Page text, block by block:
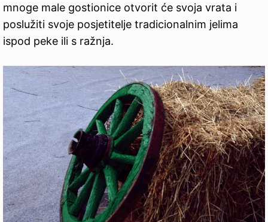
mnoge male gostionice otvorit će svoja vrata i
poslužiti svoje posjetitelje tradicionalnim jelima
ispod peke ili s ražnja.